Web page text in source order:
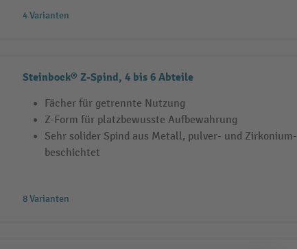
4 Varianten
Steinbock® Z-Spind, 4 bis 6 Abteile
Fächer für getrennte Nutzung
Z-Form für platzbewusste Aufbewahrung
Sehr solider Spind aus Metall, pulver- und Zirkonium-
beschichtet
8 Varianten